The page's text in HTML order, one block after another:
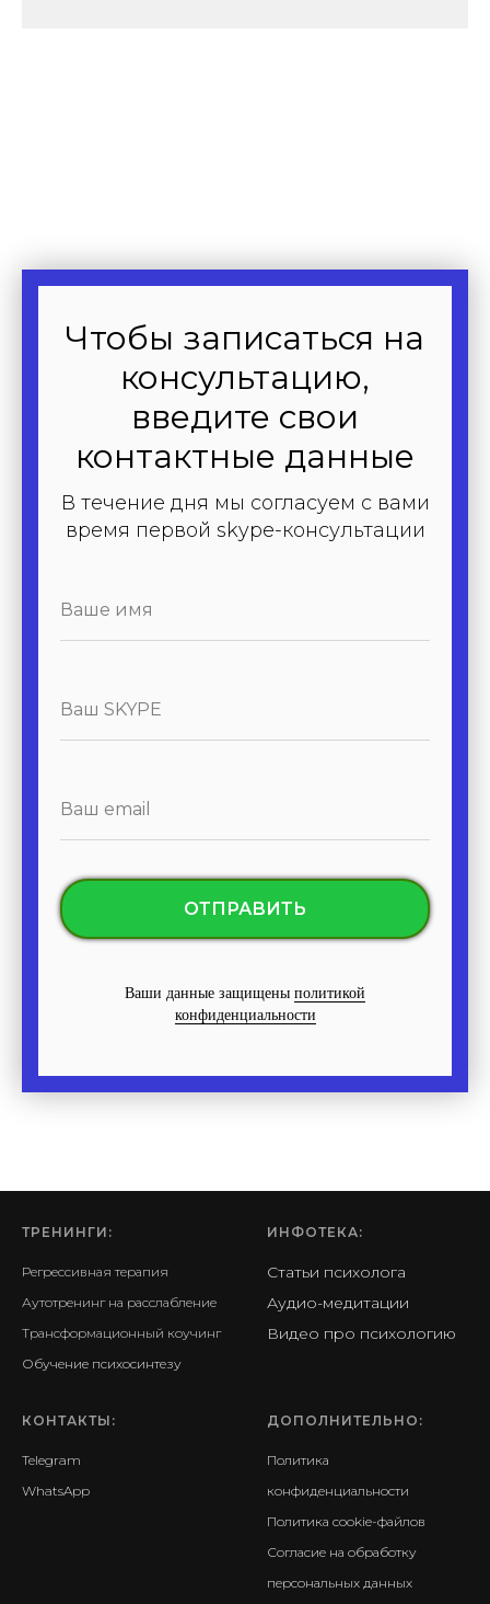
Чтобы записаться на
консультацию,
введите свои
контактные данные
В течение дня мы согласуем с вами
время первой skype-консультации
ОТПРАВИТЬ
Ваши данные защищены политикой
конфиденциальности
ТРЕНИНГИ:
Регрессивная терапия
Аутотренинг на расслабление
Трансформационный коучинг
Обучение психосинтезу
ИНФОТЕКА:
Статьи психолога
Аудио-медитации
Видео про психологию
КОНТАКТЫ:
Telegram
WhatsApp
ДОПОЛНИТЕЛЬНО:
Политика
конфиденциальности
Политика cookie-файлов
Согласие на обработку
персональных данных